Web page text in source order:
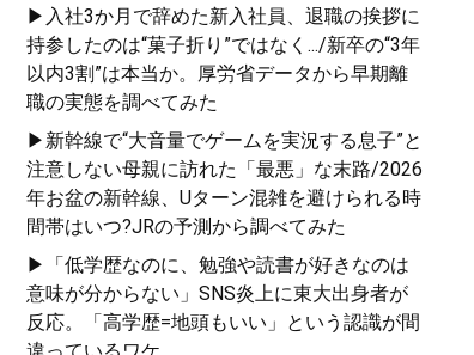
▶入社3か月で辞めた新入社員、退職の挨拶に
持参したのは“菓子折り”ではなく.../新卒の“3年
以内3割”は本当か。厚労省データから早期離
職の実態を調べてみた
▶新幹線で“大音量でゲームを実況する息子”と
注意しない母親に訪れた「最悪」な末路/2026
年お盆の新幹線、Uターン混雑を避けられる時
間帯はいつ?JRの予測から調べてみた
▶「低学歴なのに、勉強や読書が好きなのは
意味が分からない」SNS炎上に東大出身者が
反応。「高学歴=地頭もいい」という認識が間